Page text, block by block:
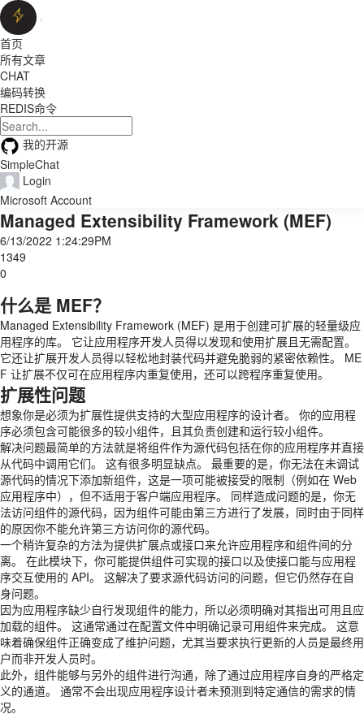
首页
所有文章
CHAT
编码转换
REDIS命令
我的开源
SimpleChat
Login
Microsoft Account
Managed Extensibility Framework (MEF)
6/13/2022 1:24:29PM
1349
0
什么是 MEF？
Managed Extensibility Framework (MEF) 是用于创建可扩展的轻量级应
用程序的库。 它让应用程序开发人员得以发现和使用扩展且无需配置。
它还让扩展开发人员得以轻松地封装代码并避免脆弱的紧密依赖性。 ME
F 让扩展不仅可在应用程序内重复使用，还可以跨程序重复使用。
扩展性问题
想象你是必须为扩展性提供支持的大型应用程序的设计者。 你的应用程
序必须包含可能很多的较小组件，且其负责创建和运行较小组件。
解决问题最简单的方法就是将组件作为源代码包括在你的应用程序并直接
从代码中调用它们。 这有很多明显缺点。 最重要的是，你无法在未调试
源代码的情况下添加新组件，这是一项可能被接受的限制（例如在 Web
应用程序中），但不适用于客户端应用程序。 同样造成问题的是，你无
法访问组件的源代码，因为组件可能由第三方进行了发展，同时由于同样
的原因你不能允许第三方访问你的源代码。
一个稍许复杂的方法为提供扩展点或接口来允许应用程序和组件间的分
离。 在此模块下，你可能提供组件可实现的接口以及使接口能与应用程
序交互使用的 API。 这解决了要求源代码访问的问题，但它仍然存在自
身问题。
因为应用程序缺少自行发现组件的能力，所以必须明确对其指出可用且应
加载的组件。 这通常通过在配置文件中明确记录可用组件来完成。 这意
味着确保组件正确变成了维护问题，尤其当要求执行更新的人员是最终用
户而非开发人员时。
此外，组件能够与另外的组件进行沟通，除了通过应用程序自身的严格定
义的通道。 通常不会出现应用程序设计者未预测到特定通信的需求的情
况。